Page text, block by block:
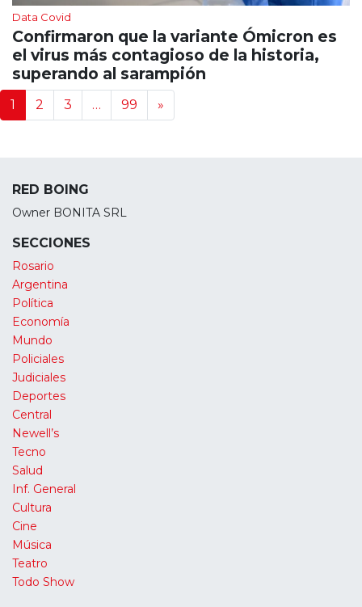
Data Covid
Confirmaron que la variante Ómicron es
el virus más contagioso de la historia,
superando al sarampión
Navegación de noticias
1 2 3 … 99 »
RED BOING
Owner BONITA SRL
SECCIONES
Rosario
Argentina
Política
Economía
Mundo
Policiales
Judiciales
Deportes
Central
Newell’s
Tecno
Salud
Inf. General
Cultura
Cine
Música
Teatro
Todo Show